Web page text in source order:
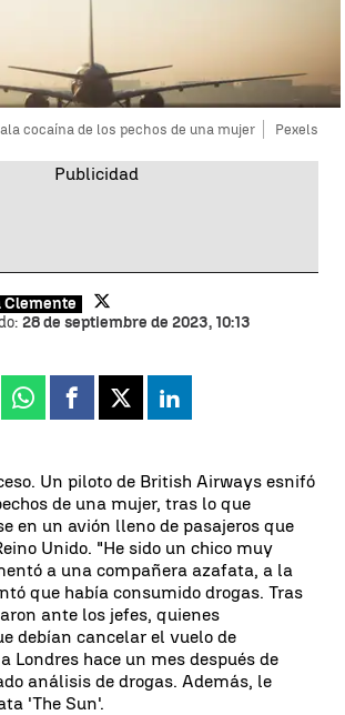
cocaína de los pechos de una mujer Pexels
Clemente
28 de septiembre de 2023, 10:13
Whatsapp
Facebook
X Linkedin
Un piloto de British Airways esnifó
de una mujer, tras lo que
en un avión lleno de pasajeros que
Unido. "He sido un chico muy
a una compañera azafata, a la
que había consumido drogas. Tras
ante los jefes, quienes
debían cancelar el vuelo de
Londres hace un mes después de
análisis de drogas. Además, le
'The Sun'.